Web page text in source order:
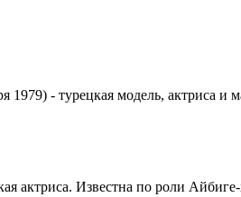
1979) - турецкая модель, актриса и
актриса. Известна по роли